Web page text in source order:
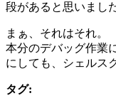
段があると思いまし
まぁ、それはそれ。
本分のデバッグ作業
にしても、シェルス
タグ: